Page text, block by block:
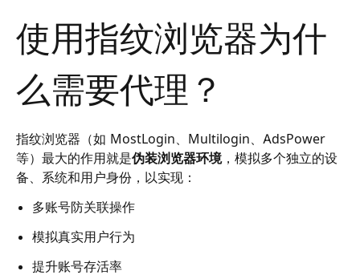
使用指纹浏览器为什
么需要代理？
指纹浏览器（如 MostLogin、Multilogin、AdsPower
等）最大的作用就是伪装浏览器环境，模拟多个独立的设
备、系统和用户身份，以实现：
多账号防关联操作
模拟真实用户行为
提升账号存活率